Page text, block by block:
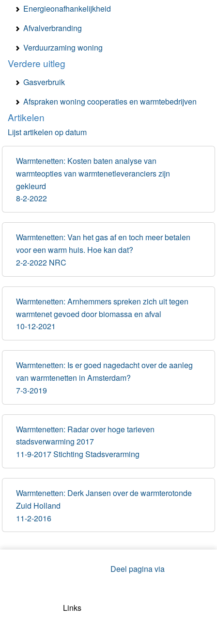
Energieonafhankelijkheid
Afvalverbranding
Verduurzaming woning
Verdere uitleg
Gasverbruik
Afspraken woning cooperaties en warmtebedrijven
Artikelen
Lijst artikelen op datum
Warmtenetten: Kosten baten analyse van
warmteopties van warmtenetleveranciers zijn
gekleurd
8-2-2022
Warmtenetten: Van het gas af en toch meer betalen
voor een warm huis. Hoe kan dat?
2-2-2022 NRC
Warmtenetten: Arnhemmers spreken zich uit tegen
warmtenet gevoed door biomassa en afval
10-12-2021
Warmtenetten: Is er goed nagedacht over de aanleg
van warmtenetten in Amsterdam?
7-3-2019
Warmtenetten: Radar over hoge tarieven
stadsverwarming 2017
11-9-2017 Stichting Stadsverarming
Warmtenetten: Derk Jansen over de warmterotonde
Zuid Holland
11-2-2016
Deel pagina via
Links